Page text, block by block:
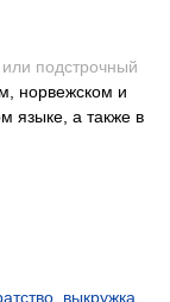
подстрочный
норвежском и
языке, а также в
выкружка